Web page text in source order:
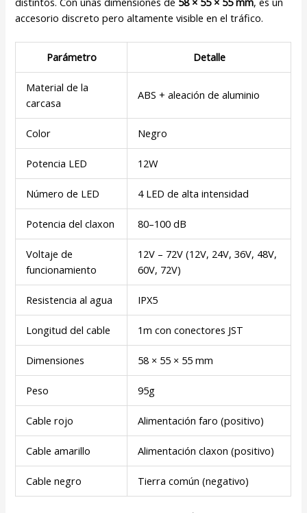
accesorio discreto pero altamente visible en el tráfico.
Parámetro Detalle
Material de la
carcasa
ABS + aleación de aluminio
Color Negro
Potencia LED 12W
Número de LED 4 LED de alta intensidad
Potencia del claxon 80–100 dB
Voltaje de
funcionamiento
12V – 72V (12V, 24V, 36V, 48V,
60V, 72V)
Resistencia al agua IPX5
Longitud del cable 1m con conectores JST
Dimensiones 58 × 55 × 55 mm
Peso 95g
Cable rojo Alimentación faro (positivo)
Cable amarillo Alimentación claxon (positivo)
Cable negro Tierra común (negativo)